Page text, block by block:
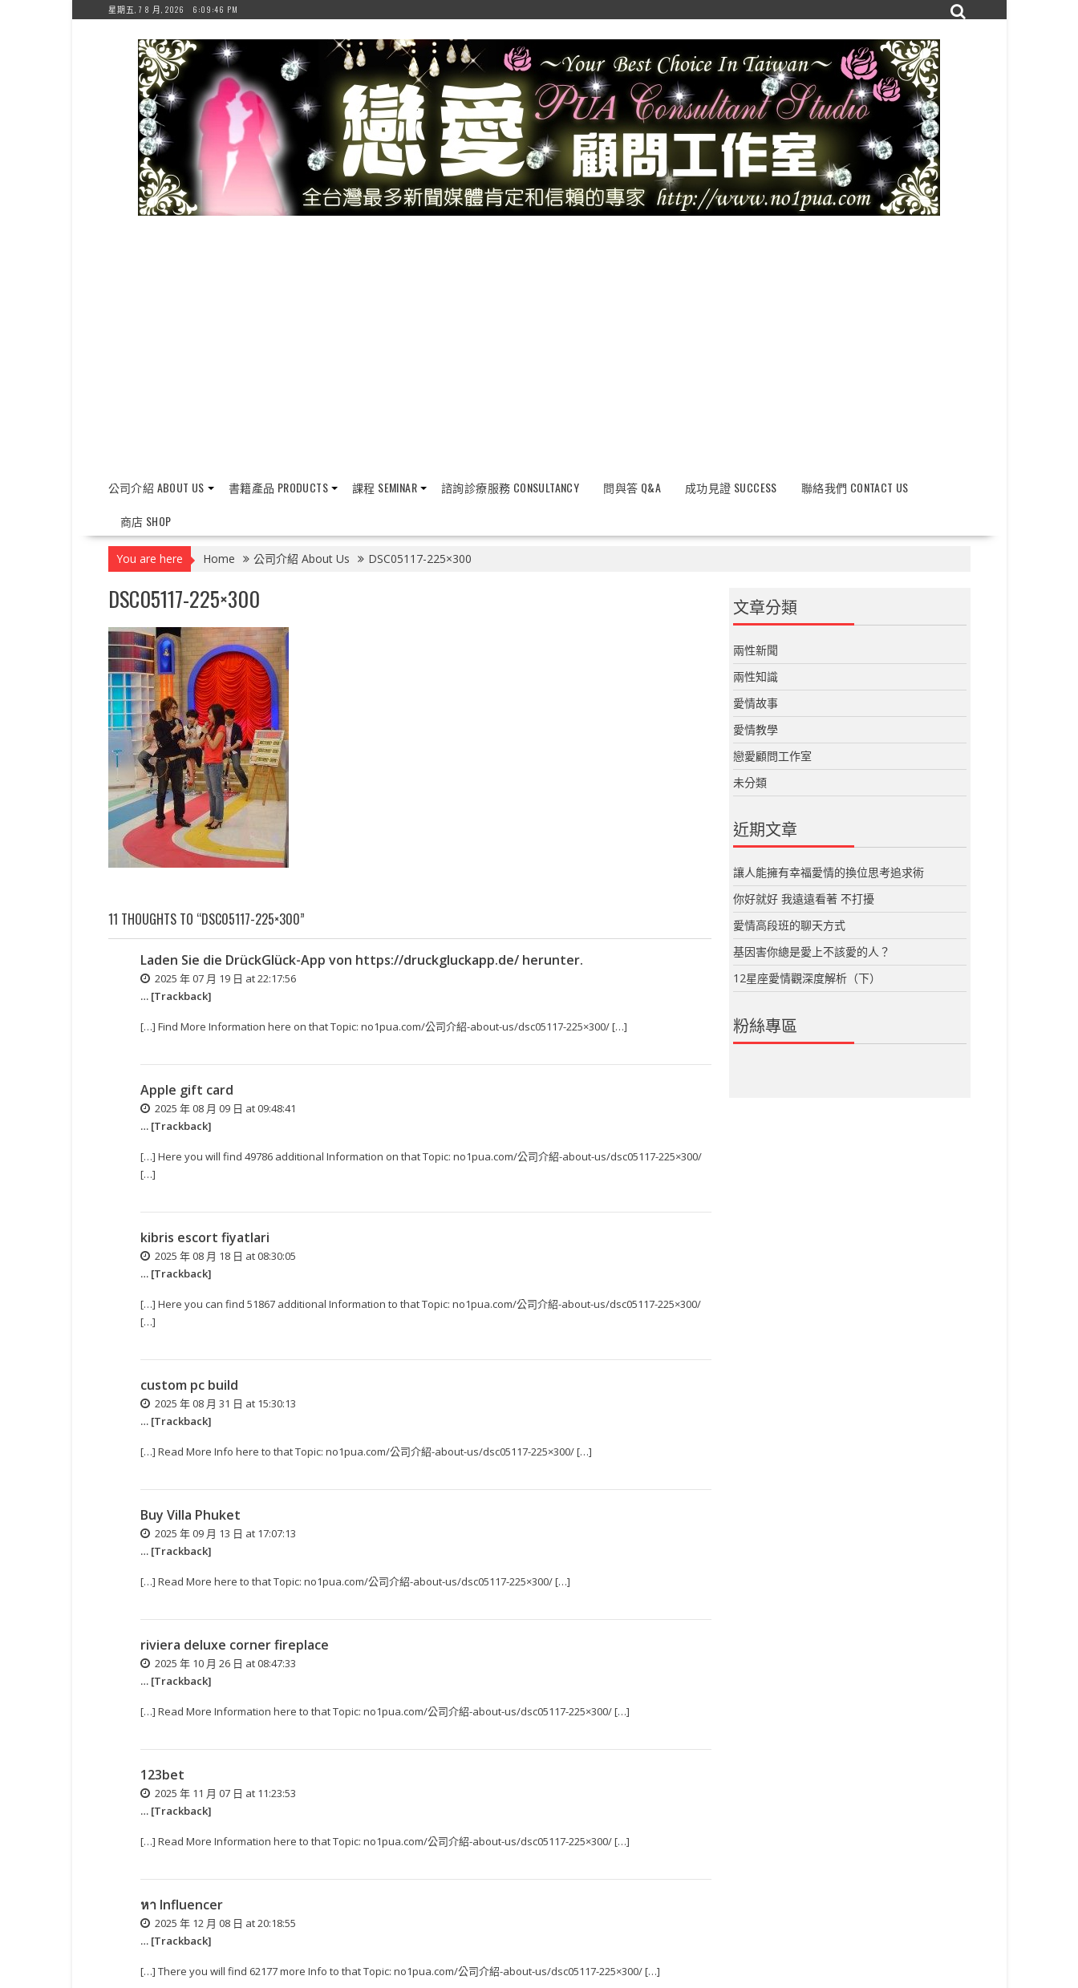
星期五, 7 8 月, 2026 6:09:47 PM
公司介紹 ABOUT US 書籍產品 PRODUCTS 課程 SEMINAR 諮詢診療服務 CONSULTANCY 問與答 Q&A 成功見證 SUCCESS
聯絡我們 CONTACT US
商店 SHOP
You are here Home 公司介紹 About Us DSC05117-225×300
DSC05117-225×300
11 THOUGHTS TO “DSC05117-225×300”
Laden Sie die DrückGlück-App von https://druckgluckapp.de/ herunter.
2025 年 07 月 19 日 at 22:17:56
… [Trackback]
[…] Find More Information here on that Topic: no1pua.com/公司介紹-about-us/dsc05117-225×300/ […]
Apple gift card
2025 年 08 月 09 日 at 09:48:41
… [Trackback]
[…] Here you will find 49786 additional Information on that Topic: no1pua.com/公司介紹-about-us/dsc05117-225×300/
[…]
kibris escort fiyatlari
2025 年 08 月 18 日 at 08:30:05
… [Trackback]
[…] Here you can find 51867 additional Information to that Topic: no1pua.com/公司介紹-about-us/dsc05117-225×300/
[…]
custom pc build
2025 年 08 月 31 日 at 15:30:13
… [Trackback]
[…] Read More Info here to that Topic: no1pua.com/公司介紹-about-us/dsc05117-225×300/ […]
Buy Villa Phuket
2025 年 09 月 13 日 at 17:07:13
… [Trackback]
[…] Read More here to that Topic: no1pua.com/公司介紹-about-us/dsc05117-225×300/ […]
riviera deluxe corner fireplace
2025 年 10 月 26 日 at 08:47:33
… [Trackback]
[…] Read More Information here to that Topic: no1pua.com/公司介紹-about-us/dsc05117-225×300/ […]
123bet
2025 年 11 月 07 日 at 11:23:53
… [Trackback]
[…] Read More Information here to that Topic: no1pua.com/公司介紹-about-us/dsc05117-225×300/ […]
หา Influencer
2025 年 12 月 08 日 at 20:18:55
… [Trackback]
[…] There you will find 62177 more Info to that Topic: no1pua.com/公司介紹-about-us/dsc05117-225×300/ […]
文章分類
兩性新聞
兩性知識
愛情故事
愛情教學
戀愛顧問工作室
未分類
近期文章
讓人能擁有幸福愛情的換位思考追求術
你好就好 我遠遠看著 不打擾
愛情高段班的聊天方式
基因害你總是愛上不該愛的人？
12星座愛情觀深度解析（下）
粉絲專區